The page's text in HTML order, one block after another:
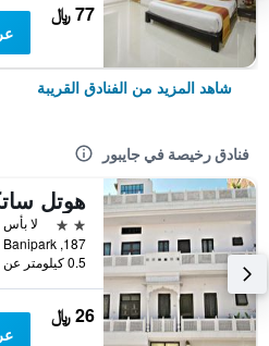
77 ﷼
شاهد المزيد من الفنادق القريبة
فنادق رخيصة في جايبور
هوتل
2 نجمتين
لا بأس 4.9
0.5 كيلومتر عن وسط المدينة
26 ﷼